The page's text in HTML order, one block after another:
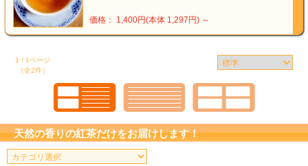
価格： 1,400円(本体 1,297円) ～
1 / 1ページ
（全2件）
天然の香りの紅茶だけをお届けします！